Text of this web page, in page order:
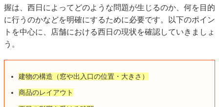
握は、西日によってどのような問題が生じるのか、何を目的
に行うのかなどを明確にするために必要です。以下のポイン
トを中心に、店舗における西日の現状を確認していきましょ
う。
建物の構造（窓や出入口の位置・大きさ）
商品のレイアウト